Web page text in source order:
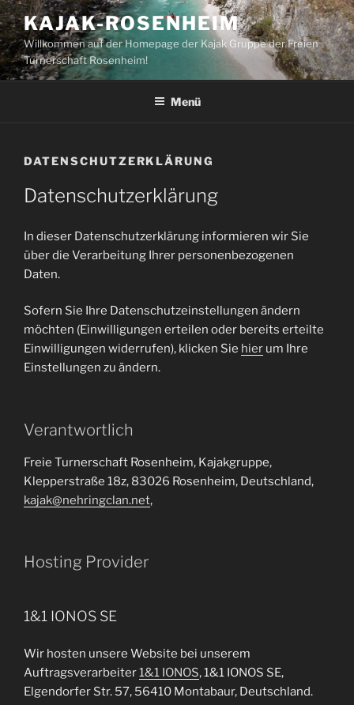
Zum
Inhalt
springen
KAJAK-ROSENHEIM
Willkommen auf der Homepage der Kajak Gruppe der Freien
Turnerschaft Rosenheim!
Menü
DATENSCHUTZERKLÄRUNG
Datenschutzerklärung
In dieser Datenschutzerklärung informieren wir Sie
über die Verarbeitung Ihrer personenbezogenen
Daten.
Sofern Sie Ihre Datenschutzeinstellungen ändern
möchten (Einwilligungen erteilen oder bereits erteilte
Einwilligungen widerrufen), klicken Sie hier um Ihre
Einstellungen zu ändern.
Verantwortlich
Freie Turnerschaft Rosenheim, Kajakgruppe,
Klepperstraße 18z, 83026 Rosenheim, Deutschland,
kajak@nehringclan.net,
Hosting Provider
1&1 IONOS SE
Wir hosten unsere Website bei unserem
Auftragsverarbeiter1&1 IONOS, 1&1 IONOS SE,
Elgendorfer Str. 57, 56410 Montabaur, Deutschland.